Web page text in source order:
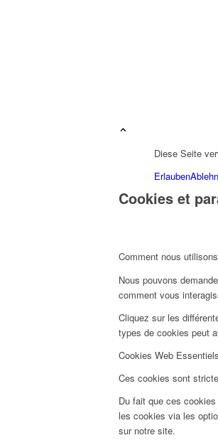
Diese Seite
Erlauben
Cookies et
Comment nous
Nous pouvons
comment vous
Cliquez sur les
types de cookies peut
Cookies Web Essentiels
Ces cookies sont
Du fait que ces
les cookies via les
sur notre site.